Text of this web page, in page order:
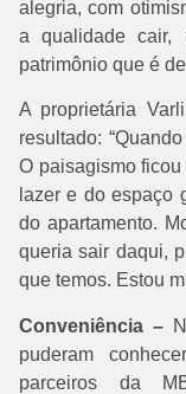
alegria, com
a qualidade
patrimônio que é
A proprietária
resultado:
O paisagismo
lazer e do espaço
do apartamento.
queria sair daqui,
que temos. Estou
Conveniência –
puderam
parceiros da